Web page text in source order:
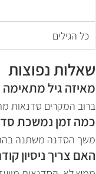
כל הגילים
שאלות נפוצות
מאיזה גיל מתאימה
ברוב המקרים סדנאות מתאימות החל מגיל 11-12, כאשר
כמה זמן נמשכת
משך הסדנה משתנה
האם צריך ניסיון